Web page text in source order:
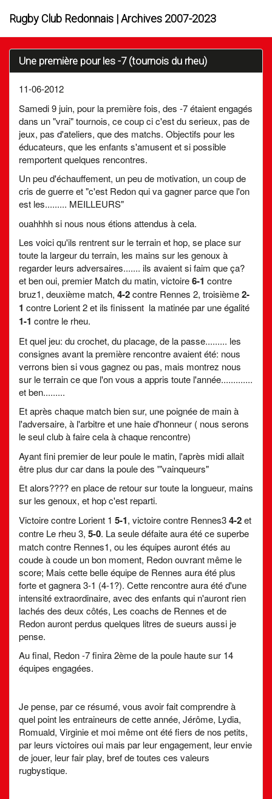
Rugby Club Redonnais | Archives 2007-2023
Une première pour les -7 (tournois du rheu)
11-06-2012
Samedi 9 juin, pour la première fois, des -7 étaient engagés
dans un "vrai" tournois, ce coup ci c'est du serieux, pas de
jeux, pas d'ateliers, que des matchs. Objectifs pour les
éducateurs, que les enfants s'amusent et si possible
remportent quelques rencontres.
Un peu d'échauffement, un peu de motivation, un coup de
cris de guerre et "c'est Redon qui va gagner parce que l'on
est les......... MEILLEURS"
ouahhhh si nous nous étions attendus à cela.
Les voici qu'ils rentrent sur le terrain et hop, se place sur
toute la largeur du terrain, les mains sur les genoux à
regarder leurs adversaires....... ils avaient si faim que ça?
et ben oui, premier Match du matin, victoire6-1 contre
bruz1, deuxième match, 4-2contre Rennes 2, troisième2-
1 contre Lorient 2 et ils finissent la matinée par une égalité
1-1 contre le rheu.
Et quel jeu: du crochet, du placage, de la passe......... les
consignes avant la première rencontre avaient été: nous
verrons bien si vous gagnez ou pas, mais montrez nous
sur le terrain ce que l'on vous a appris toute l'année.............
et ben.........
Et après chaque match bien sur, une poignée de main à
l'adversaire, à l'arbitre et une haie d'honneur ( nous serons
le seul club à faire cela à chaque rencontre)
Ayant fini premier de leur poule le matin, l'après midi allait
être plus dur car dans la poule des '"vainqueurs"
Et alors???? en place de retour sur toute la longueur, mains
sur les genoux, et hop c'est reparti.
Victoire contre Lorient 1 5-1, victoire contre Rennes34-2et
contre Le rheu 3, 5-0. La seule défaite aura été ce superbe
match contre Rennes1, ou les équipes auront étés au
coude à coude un bon moment, Redon ouvrant même le
score; Mais cette belle équipe de Rennes aura été plus
forte et gagnera 3-1 (4-1?). Cette rencontre aura été d'une
intensité extraordinaire, avec des enfants qui n'auront rien
lachés des deux côtés, Les coachs de Rennes et de
Redon auront perdus quelques litres de sueurs aussi je
pense.
Au final, Redon -7 finira 2ème de la poule haute sur 14
équipes engagées.
Je pense, par ce résumé, vous avoir fait comprendre à
quel point les entraineurs de cette année, Jérôme, Lydia,
Romuald, Virginie et moi même ont été fiers de nos petits,
par leurs victoires oui mais par leur engagement, leur envie
de jouer, leur fair play, bref de toutes ces valeurs
rugbystique.